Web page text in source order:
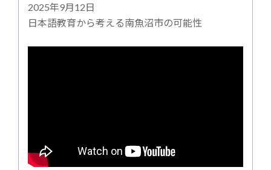
2025年9月12日
日本語教育から考える南魚沼市の可能性